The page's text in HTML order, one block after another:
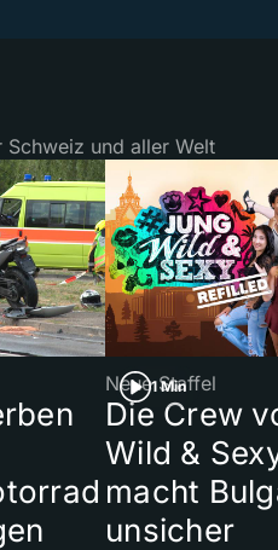
und aller Welt
1 Min
Neue Staffel
Die Crew
Wild &
macht
unsicher